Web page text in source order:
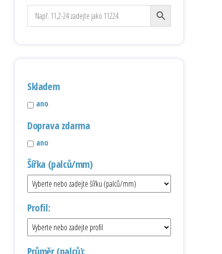
Skladem
ano
Doprava zdarma
ano
Šířka (palců/mm)
Profil:
Průměr (palců):